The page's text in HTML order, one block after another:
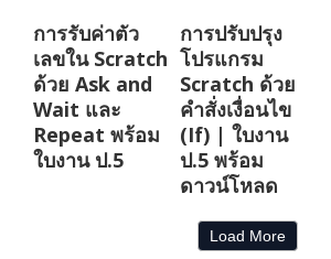
การรับค่าตัว
เลขใน Scratch
ด้วย Ask and
Wait และ
Repeat พร้อม
ใบงาน ป.5
การปรับปรุง
โปรแกรม
Scratch ด้วย
คำสั่งเงื่อนไข
(If) | ใบงาน
ป.5 พร้อม
ดาวน์โหลด
Load More